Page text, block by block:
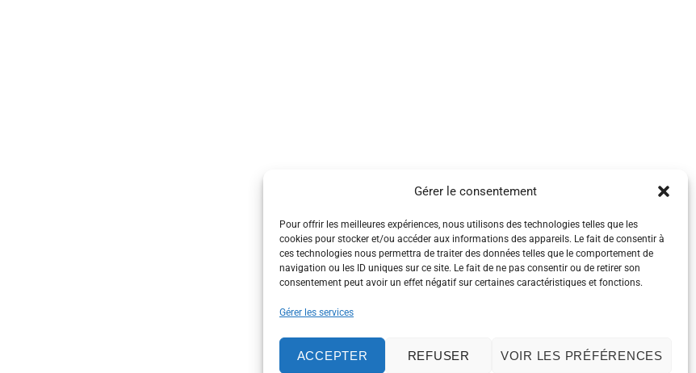
Gérer le consentement
Pour offrir les meilleures expériences, nous utilisons des technologies telles que les
cookies pour stocker et/ou accéder aux informations des appareils. Le fait de consentir à
ces technologies nous permettra de traiter des données telles que le comportement de
navigation ou les ID uniques sur ce site. Le fait de ne pas consentir ou de retirer son
consentement peut avoir un effet négatif sur certaines caractéristiques et fonctions.
Gérer les services
ACCEPTER REFUSER VOIR LES PRÉFÉRENCES